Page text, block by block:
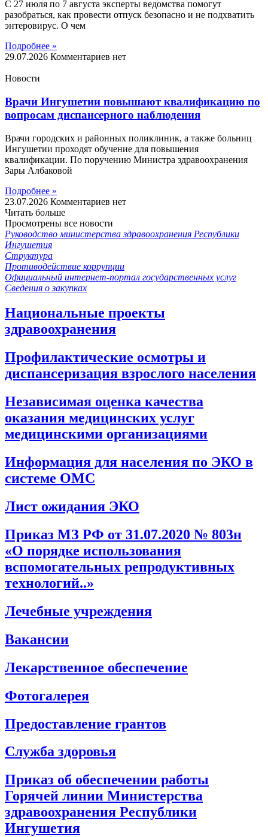
С 27 июля по 7 августа эксперты ведомства помогут
разобраться, как провести отпуск безопасно и не подхватить
энтеровирус. О чем
Подробнее »
29.07.2026 Комментариев нет
Новости
Врачи Ингушетии повышают квалификацию по
вопросам диспансерного наблюдения
Врачи городских и районных поликлиник, а также больниц
Ингушетии проходят обучение для повышения
квалификации. По поручению Министра здравоохранения
Зары Албаковой
Подробнее »
23.07.2026 Комментариев нет
Читать больше
Просмотрены все новости
Руководство министерства здравоохранения Республики
Ингушетия
Структура
Противодействие коррупции
Официальный интернет-портал государственных услуг
Сведения о закупках
Национальные проекты
здравоохранения
Профилактические осмотры и
диспансеризация взрослого населения
Независимая оценка качества
оказания медицинских услуг
медицинскими организациями
Информация для населения по ЭКО в
системе ОМС
Лист ожидания ЭКО
Приказ МЗ РФ от 31.07.2020 № 803н
«О порядке использования
вспомогательных репродуктивных
технологий..»
Лечебные учреждения
Вакансии
Лекарственное обеспечение
Фотогалерея
Предоставление грантов
Служба здоровья
Приказ об обеспечении работы
Горячей линии Министерства
здравоохранения Республики
Ингушетия